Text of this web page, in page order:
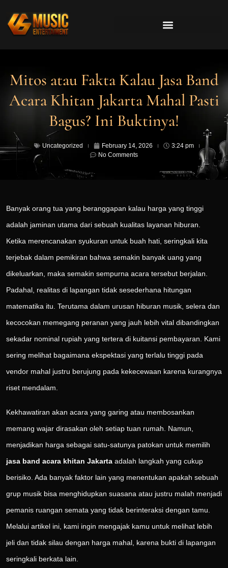
Mitos atau Fakta Kalau Jasa Band
Acara Khitan Jakarta Mahal Pasti
Bagus? Ini Buktinya!
Uncategorized February 14, 2026
3:24 pm
No Comments
Banyak orang tua yang beranggapan kalau harga yang tinggi
adalah jaminan utama dari sebuah kualitas layanan hiburan.
Ketika merencanakan syukuran untuk buah hati, seringkali kita
terjebak dalam pemikiran bahwa semakin banyak uang yang
dikeluarkan, maka semakin sempurna acara tersebut berjalan.
Padahal, realitas di lapangan tidak sesederhana hitungan
matematika itu. Terutama dalam urusan hiburan musik, selera dan
kecocokan memegang peranan yang jauh lebih vital dibandingkan
sekadar nominal rupiah yang tertera di kuitansi pembayaran. Kami
sering melihat bagaimana ekspektasi yang terlalu tinggi pada
vendor mahal justru berujung pada kekecewaan karena kurangnya
riset mendalam.
Kekhawatiran akan acara yang garing atau membosankan
memang wajar dirasakan oleh setiap tuan rumah. Namun,
menjadikan harga sebagai satu-satunya patokan untuk memilih
jasa band acara khitan Jakarta adalah langkah yang cukup
berisiko. Ada banyak faktor lain yang menentukan apakah sebuah
grup musik bisa menghidupkan suasana atau justru malah menjadi
pemanis ruangan semata yang tidak berinteraksi dengan tamu.
Melalui artikel ini, kami ingin mengajak kamu untuk melihat lebih
jeli dan tidak silau dengan harga mahal, karena bukti di lapangan
seringkali berkata lain.